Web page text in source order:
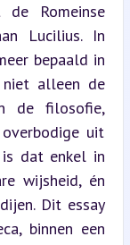
Romeinse
Lucilius. In
bepaald in
niet alleen de
de filosofie,
uit
dat enkel in
wijsheid, én
Dit essay
binnen een